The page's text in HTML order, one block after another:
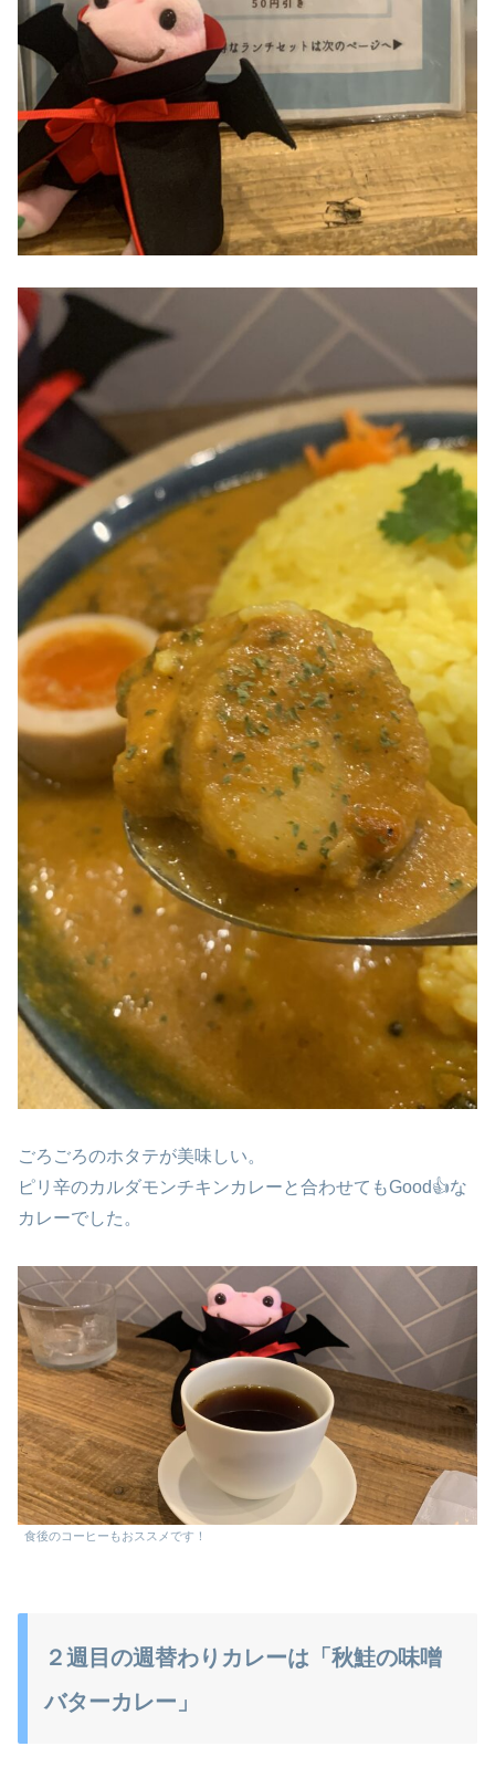
ごろごろのホタテが美味しい。
ピリ辛のカルダモンチキンカレーと合わせてもGood👍な
カレーでした。
食後のコーヒーもおススメです！
２週目の週替わりカレーは「秋鮭の味噌
バターカレー」